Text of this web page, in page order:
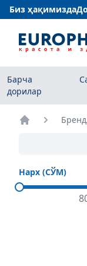
Биз ҳақимизда
Барча
дорилар
Нарх (СЎМ)